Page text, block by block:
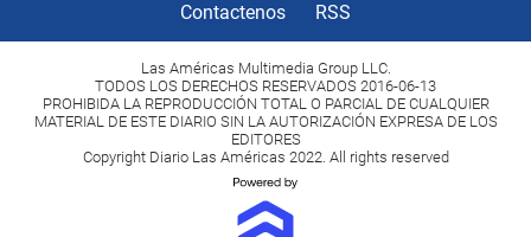
Contactenos RSS
Las Américas Multimedia Group LLC.
TODOS LOS DERECHOS RESERVADOS 2016-06-13
PROHIBIDA LA REPRODUCCIÓN TOTAL O PARCIAL DE CUALQUIER
MATERIAL DE ESTE DIARIO SIN LA AUTORIZACIÓN EXPRESA DE LOS
EDITORES
Copyright Diario Las Américas 2022. All rights reserved